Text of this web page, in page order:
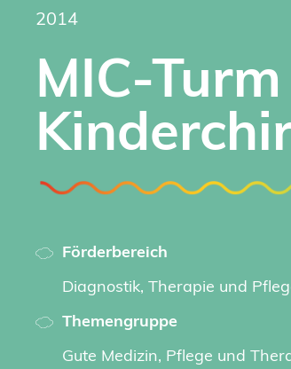
2014
MIC-Turm
Förderbereich
Diagnostik, Therapie und
Themengruppe
Gute Medizin, Pflege und